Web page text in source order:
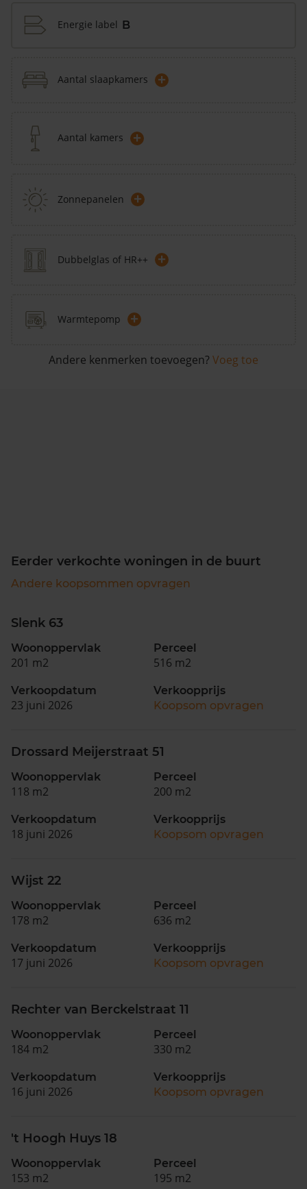
Energie label B
Aantal slaapkamers +
Aantal kamers +
Zonnepanelen +
Dubbelglas of HR++ +
Warmtepomp +
Andere kenmerken toevoegen? Voeg toe
Eerder verkochte woningen in de buurt
Andere koopsommen opvragen
Slenk 63
Woonoppervlak
201 m2
Perceel
516 m2
Verkoopdatum
23 juni 2026
Verkoopprijs
Koopsom opvragen
Drossard Meijerstraat 51
Woonoppervlak
118 m2
Perceel
200 m2
Verkoopdatum
18 juni 2026
Verkoopprijs
Koopsom opvragen
Wijst 22
Woonoppervlak
178 m2
Perceel
636 m2
Verkoopdatum
17 juni 2026
Verkoopprijs
Koopsom opvragen
Rechter van Berckelstraat 11
Woonoppervlak
184 m2
Perceel
330 m2
Verkoopdatum
16 juni 2026
Verkoopprijs
Koopsom opvragen
't Hoogh Huys 18
Woonoppervlak
153 m2
Perceel
195 m2